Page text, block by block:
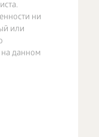
ни
или
данном